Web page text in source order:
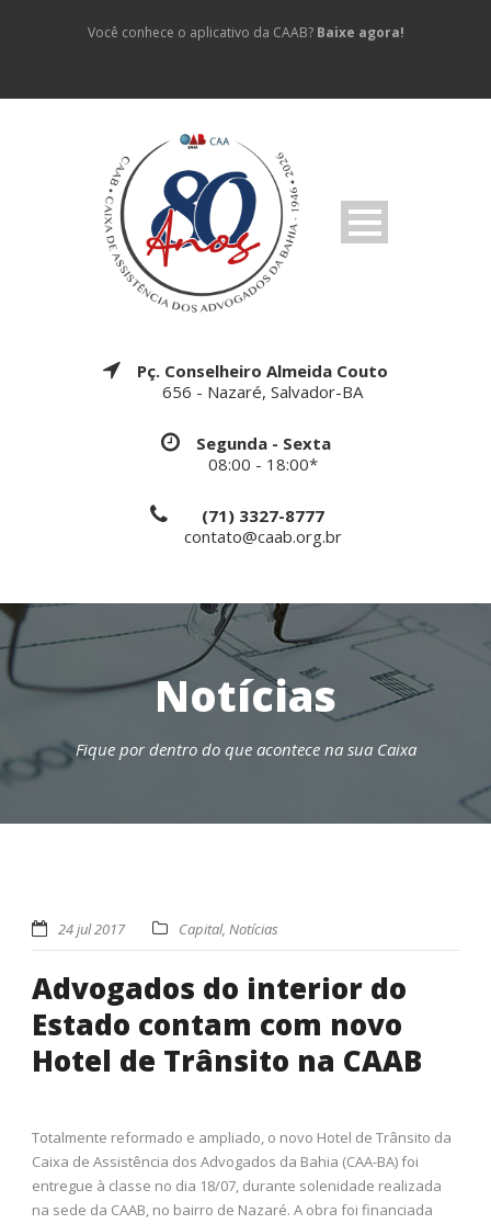
Você conhece o aplicativo da CAAB? Baixe agora!
Pç. Conselheiro Almeida Couto
656 - Nazaré, Salvador-BA
Segunda - Sexta
08:00 - 18:00*
(71) 3327-8777
contato@caab.org.br
Notícias
Fique por dentro do que acontece na sua Caixa
24 jul 2017 Capital, Notícias
Advogados do interior do
Estado contam com novo
Hotel de Trânsito na CAAB
Totalmente reformado e ampliado, o novo Hotel de Trânsito da
Caixa de Assistência dos Advogados da Bahia (CAA-BA) foi
entregue à classe no dia 18/07, durante solenidade realizada
na sede da CAAB, no bairro de Nazaré. A obra foi financiada